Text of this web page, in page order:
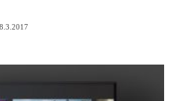
8.3.2017